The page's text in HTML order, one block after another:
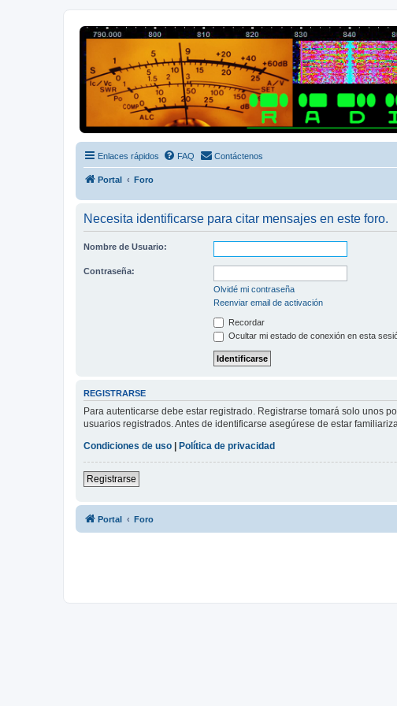
Radio Frecuencias
Foro de Radio Frecuencias
Enlaces rápidos FAQ Contáctenos
Portal Foro
Necesita identificarse para citar mensajes en este foro.
Nombre de Usuario:
Contraseña:
Olvidé mi contraseña
Reenviar email de activación
Recordar
Ocultar mi estado de conexión en esta
REGISTRARSE
Para autenticarse debe estar registrado. Registrarse tomará solo unos
usuarios registrados. Antes de identificarse asegúrese de estar
Condiciones de uso
Política de privacidad
Registrarse
Portal Foro